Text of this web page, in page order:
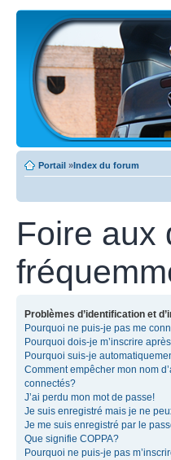
Portail »Index du forum
Foire aux
Problèmes d’identification et
Pourquoi ne puis-je pas me
Pourquoi dois-je m’inscrire
Pourquoi suis-je
Comment empêcher mon nom
connectés?
J’ai perdu mon mot de passe!
Je suis enregistré mais je ne
Je me suis enregistré par le
Que signifie COPPA?
Pourquoi ne puis-je pas